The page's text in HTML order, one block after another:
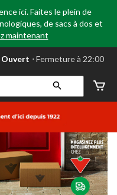
ici. Faites le plein de
de sacs à dos et
maintenant
Ouvert ⋅ Fermeture à 22:00